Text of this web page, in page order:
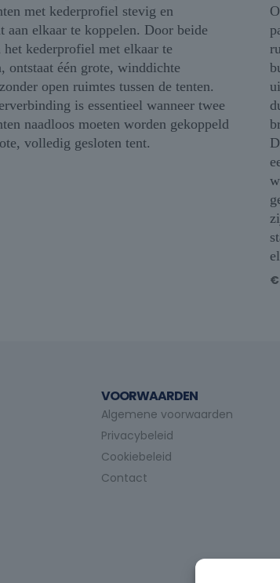
met kederprofiel stevig en
aan elkaar te koppelen. Door beide
het kederprofiel met elkaar te
ontstaat één grote, winddichte
open ruimtes tussen de tenten.
is essentieel wanneer twee
naadloos moeten worden gekoppeld
volledig gesloten tent.
€
VOORWAARDEN
Algemene voorwaarden
Privacybeleid
Cookiebeleid
Contact